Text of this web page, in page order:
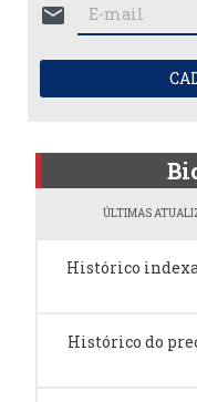
mail
ÚLTIMAS
Histórico
Histórico do